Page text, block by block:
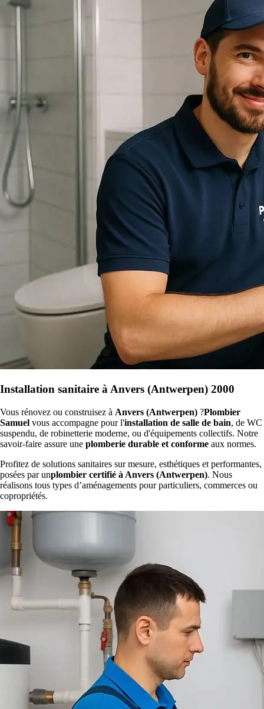
Installation sanitaire à Anvers (Antwerpen) 2000
Vous rénovez ou construisez à Anvers (Antwerpen) ?Plombier
Samuel vous accompagne pour l'installation de salle de bain, de WC
suspendu, de robinetterie moderne, ou d'équipements collectifs. Notre
savoir-faire assure une plomberie durable et conforme aux normes.
Profitez de solutions sanitaires sur mesure, esthétiques et performantes,
posées par unplombier certifié à Anvers (Antwerpen). Nous
réalisons tous types d’aménagements pour particuliers, commerces ou
copropriétés.